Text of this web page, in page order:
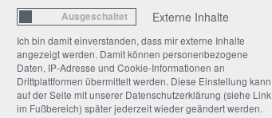
Externe Inhalte
Ich bin damit einverstanden, dass mir externe Inhalte
angezeigt werden. Damit können personenbezogene
Daten, IP-Adresse und Cookie-Informationen an
Drittplattformen übermittelt werden. Diese Einstellung kann
auf der Seite mit unserer Datenschutzerklärung (siehe Link
im Fußbereich) später jederzeit wieder geändert werden.